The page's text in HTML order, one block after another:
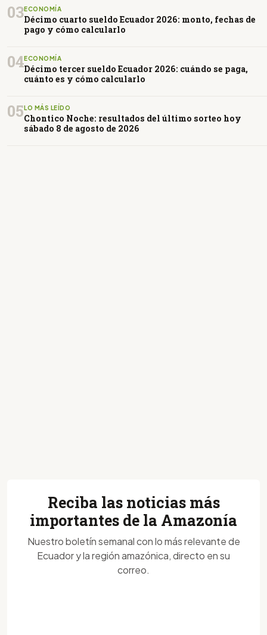
03ECONOMÍA
Décimo cuarto sueldo Ecuador 2026: monto, fechas de
pago y cómo calcularlo
04ECONOMÍA
Décimo tercer sueldo Ecuador 2026: cuándo se paga,
cuánto es y cómo calcularlo
05 LO MÁS LEÍDO
Chontico Noche: resultados del último sorteo hoy
sábado 8 de agosto de 2026
Reciba las noticias más
importantes de la Amazonía
Nuestro boletín semanal con lo más relevante de
Ecuador y la región amazónica, directo en su
correo.